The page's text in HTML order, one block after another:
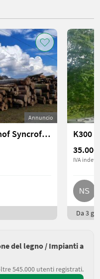
Annuncio
Gebirgsharvester Mayr Melnhof Syncrofalke
K300
35.000
IVA
Da 3
del legno / Impianti a
545.000 utenti registrati.